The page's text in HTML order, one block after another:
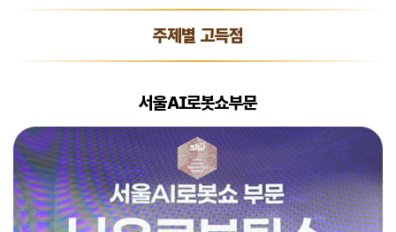
주제별 고득점
서울AI로봇쇼부문